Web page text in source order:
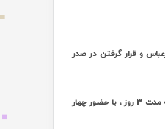
و قرار گرفتن در صدر
مرحله برگشت دیدارهای مقدماتی دوره ششم لیگ برتر فوتبال ساحلی بانوان در گروه جنوب از بیست و پنجم مهرماه به مدت 3 روز ، با حضور چهار